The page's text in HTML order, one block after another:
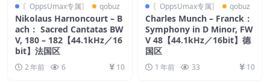
〖OppsUmax专属〗 qobuz
Nikolaus Harnoncourt – B
ach： Sacred Cantatas BW
V, 180 – 182【44.1kHz／16
bit】法国区
2 年前 6 10
〖OppsUmax专属〗 qobuz
Charles Munch – Franck：
Symphony in D Minor, FW
V 48【44.1kHz／16bit】德
国区
1 年前 33 10